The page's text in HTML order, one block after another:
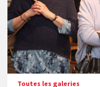
Toutes les galeries